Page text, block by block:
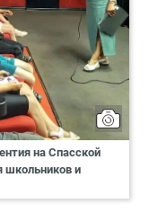
на Спасской
школьников и